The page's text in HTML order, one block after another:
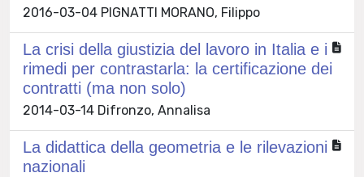
2016-03-04 PIGNATTI MORANO, Filippo
La crisi della giustizia del lavoro in Italia e i
rimedi per contrastarla: la certificazione dei
contratti (ma non solo)
2014-03-14 Difronzo, Annalisa
La didattica della geometria e le rilevazioni
nazionali